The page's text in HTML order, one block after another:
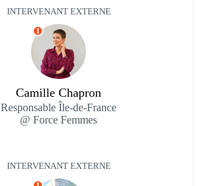
INTERVENANT EXTERNE
I
Camille Chapron
Responsable Île-de-France
@ Force Femmes
INTERVENANT EXTERNE